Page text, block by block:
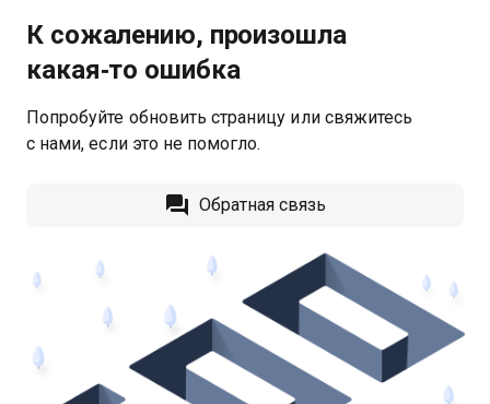
К сожалению, произошла
какая‑то ошибка
Попробуйте обновить страницу или свяжитесь
с нами, если это не помогло.
Обратная связь